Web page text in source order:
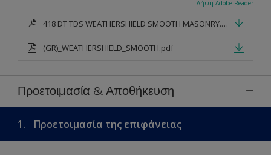
Λήψη Adobe Reader
418 DT TDS WEATHERSHIELD SMOOTH MASONRY.pdf
(GR)_WEATHERSHIELD_SMOOTH.pdf
Προετοιμασία & Αποθήκευση
1. Προετοιμασία της επιφάνειας